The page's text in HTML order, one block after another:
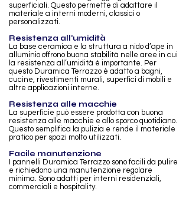
superficiali. Questo permette di adattare il
materiale a interni moderni, classici o
personalizzati.
Resistenza all'umidità
La base ceramica e la struttura a nido d’ape in
alluminio offrono buona stabilità nelle aree in cui
la resistenza all’umidità è importante. Per
questo Duramica Terrazzo è adatto a bagni,
cucine, rivestimenti murali, superfici di mobili e
altre applicazioni interne.
Resistenza alle macchie
La superficie può essere prodotta con buona
resistenza alle macchie e allo sporco quotidiano.
Questo semplifica la pulizia e rende il materiale
pratico per spazi molto utilizzati.
Facile manutenzione
I pannelli Duramica Terrazzo sono facili da pulire
e richiedono una manutenzione regolare
minima. Sono adatti per interni residenziali,
commerciali e hospitality.